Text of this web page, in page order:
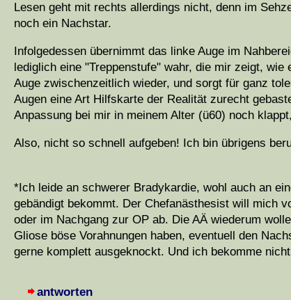
Lesen geht mit rechts allerdings nicht, denn im
noch ein Nachstar.
Infolgedessen übernimmt das linke Auge im
lediglich eine "Treppenstufe" wahr, die mir zeigt,
Auge zwischenzeitlich wieder, und sorgt für ganz
Augen eine Art Hilfskarte der Realität zurecht
Anpassung bei mir in meinem Alter (ü60) noch
Also, nicht so schnell aufgeben! Ich bin übrigens
*Ich leide an schwerer Bradykardie, wohl auch an
gebändigt bekommt. Der Chefanästhesist will mich
oder im Nachgang zur OP ab. Die AÄ wiederum
Gliose böse Vorahnungen haben, eventuell den
gerne komplett ausgeknockt. Und ich bekomme
antworten